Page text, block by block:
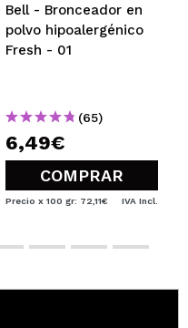
Bell - Bronceador en
polvo hipoalergénico
Fresh - 01
(65)
6,49€
COMPRAR
Precio x 100 gr: 72,11€ IVA Incl.